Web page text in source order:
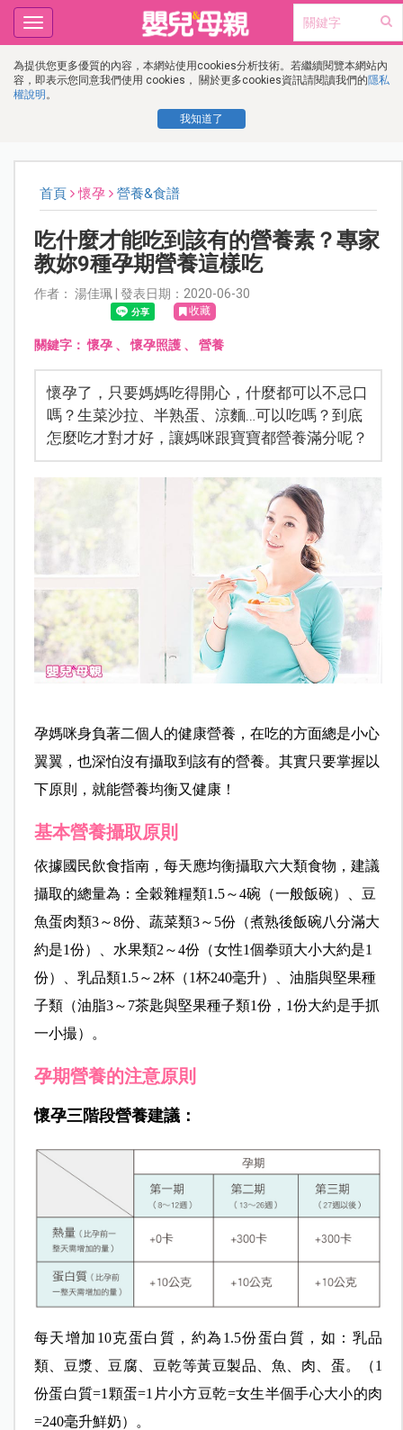
為提供您更多優質的內容，本網站使用cookies分析技術。若繼續閱覽本網站內
容，即表示您同意我們使用 cookies， 關於更多cookies資訊請閱讀我們的隱私
權說明 。
我知道了
Toggle
navigation
首頁 懷孕 營養&食譜
吃什麼才能吃到該有的營養素？專家
教妳9種孕期營養這樣吃
作者： 湯佳珮 | 發表日期：2020-06-30
收藏
關鍵字：懷孕、懷孕照護、 營養
懷孕了，只要媽媽吃得開心，什麼都可以不忌口
嗎？生菜沙拉、半熟蛋、涼麵…可以吃嗎？到底
怎麼吃才對才好，讓媽咪跟寶寶都營養滿分呢？
孕媽咪身負著二個人的健康營養，在吃的方面總是小心
翼翼，也深怕沒有攝取到該有的營養。其實只要掌握以
下原則，就能營養均衡又健康！
基本營養攝取原則
依據國民飲食指南，每天應均衡攝取六大類食物，建議
攝取的總量為：全穀雜糧類1.5～4碗（一般飯碗）、豆
魚蛋肉類3～8份、蔬菜類3～5份（煮熟後飯碗八分滿大
約是1份）、水果類2～4份（女性1個拳頭大小大約是1
份）、乳品類1.5～2杯（1杯240毫升）、油脂與堅果種
子類（油脂3～7茶匙與堅果種子類1份，1份大約是手抓
一小撮）。
孕期營養的注意原則
懷孕三階段營養建議：
每天增加10克蛋白質，約為1.5份蛋白質，如：乳品
類、豆漿、豆腐、豆乾等黃豆製品、魚、肉、蛋。（1
份蛋白質=1顆蛋=1片小方豆乾=女生半個手心大小的肉
=240毫升鮮奶）。